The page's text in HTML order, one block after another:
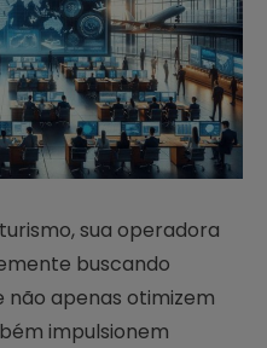
sua operadora
buscando
não apenas otimizem
impulsionem